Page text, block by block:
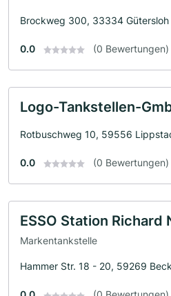
Brockweg 300, 33334 Gütersloh
0.0 (0 Bewertungen)
Logo-Tankstellen-
Rotbuschweg 10, 59556
0.0 (0 Bewertungen)
ESSO Station Richard
Markentankstelle
Hammer Str. 18 - 20, 59269